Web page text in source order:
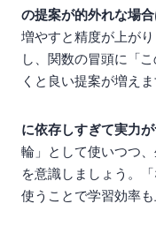
Q: Copilotの提案が的外れな場
増やすと精度が上が
し、関数の冒頭に「// こ
くと良い提案が増えま
Q: AIに依存しすぎて実
輪」として使いつつ
を意識しましょう。
使うことで学習効率も